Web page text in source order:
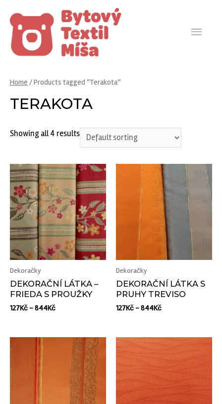
Home / Products tagged “Terakota”
TERAKOTA
Showing all 4 results
Dekoračky
DEKORAČNÍ LÁTKA –
FRIEDA S PROUŽKY
127Kč –844Kč
Dekoračky
DEKORAČNÍ LÁTKA S
PRUHY TREVISO
127Kč –844Kč